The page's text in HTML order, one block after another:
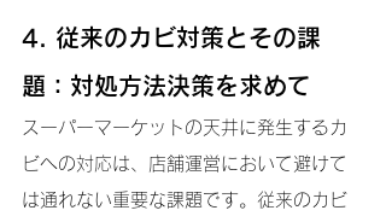
4. 従来のカビ対策とその課
題：対処方法決策を求めて
スーパーマーケットの天井に発生するカ
ビへの対応は、店舗運営において避けて
は通れない重要な課題です。従来のカビ